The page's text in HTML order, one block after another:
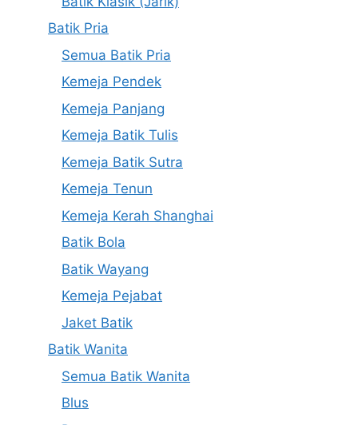
Batik Pria
Semua Batik Pria
Kemeja Pendek
Kemeja Panjang
Kemeja Batik Tulis
Kemeja Batik Sutra
Kemeja Tenun
Kemeja Kerah Shanghai
Batik Bola
Batik Wayang
Kemeja Pejabat
Jaket Batik
Batik Wanita
Semua Batik Wanita
Blus